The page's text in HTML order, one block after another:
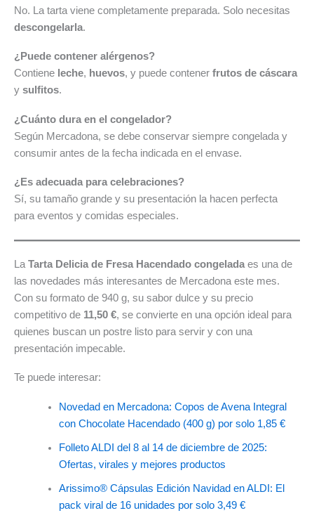
No. La tarta viene completamente preparada. Solo necesitas
descongelarla.
¿Puede contener alérgenos?
Contiene leche, huevos, y puede contener frutos de cáscara
y sulfitos.
¿Cuánto dura en el congelador?
Según Mercadona, se debe conservar siempre congelada y
consumir antes de la fecha indicada en el envase.
¿Es adecuada para celebraciones?
Sí, su tamaño grande y su presentación la hacen perfecta
para eventos y comidas especiales.
La Tarta Delicia de Fresa Hacendado congelada es una de
las novedades más interesantes de Mercadona este mes.
Con su formato de 940 g, su sabor dulce y su precio
competitivo de 11,50 €, se convierte en una opción ideal para
quienes buscan un postre listo para servir y con una
presentación impecable.
Te puede interesar:
Novedad en Mercadona: Copos de Avena Integral
con Chocolate Hacendado (400 g) por solo 1,85 €
Folleto ALDI del 8 al 14 de diciembre de 2025:
Ofertas, virales y mejores productos
Arissimo® Cápsulas Edición Navidad en ALDI: El
pack viral de 16 unidades por solo 3,49 €